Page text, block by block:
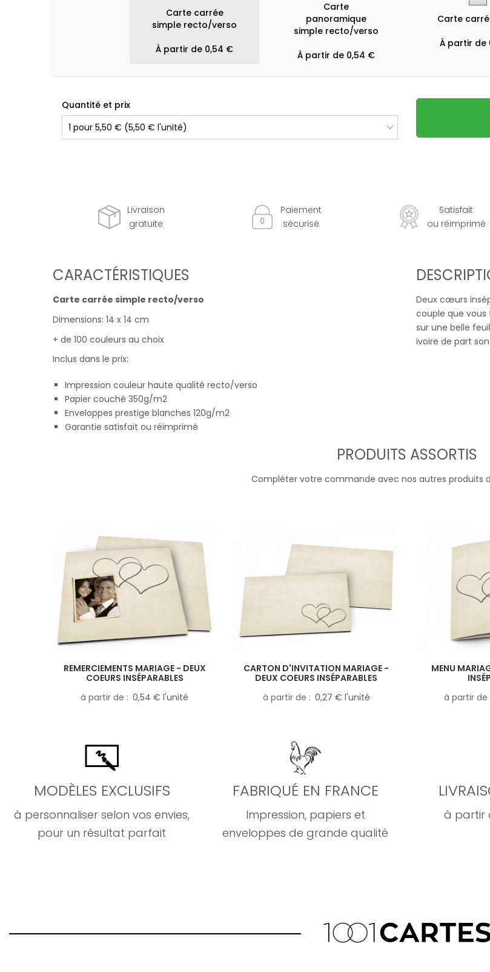
Carte carrée
simple recto/verso
À partir de 0,54 €
Carte
panoramique
simple recto/verso
À partir de 0,54 €
Carte
À partir de
Quantité et prix
Livraison
gratuite
Paiement
sécurisé
Satisfait
ou réimprimé
CARACTÉRISTIQUES
Carte carrée simple recto/verso
Dimensions: 14 x 14 cm
+ de 100 couleurs au choix
Inclus dans le prix:
Impression couleur haute qualité recto/verso
Papier couché 350g/m2
Enveloppes prestige blanches 120g/m2
Garantie satisfait ou réimprimé
Deux cœurs
couple que
sur une belle
ivoire de part
PRODUITS ASSORTIS
Compléter votre commande avec nos autres produits
REMERCIEMENTS MARIAGE - DEUX
COEURS INSÉPARABLES
à partir de
0,54 € l'unité
CARTON D'INVITATION MARIAGE -
DEUX COEURS INSÉPARABLES
à partir de
0,27 € l'unité
MENU
à partir de
MODÈLES EXCLUSIFS
à personnaliser selon vos envies,
pour un résultat parfait
FABRIQUÉ EN FRANCE
Impression, papiers et
enveloppes de grande qualité
à partir